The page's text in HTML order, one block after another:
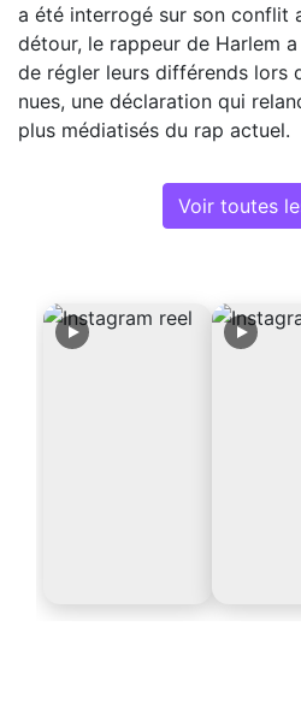
a été interrogé sur son conflit
détour, le rappeur de Harlem
de régler leurs différends lors
nues, une déclaration qui
plus médiatisés du rap actuel.
Voir toutes